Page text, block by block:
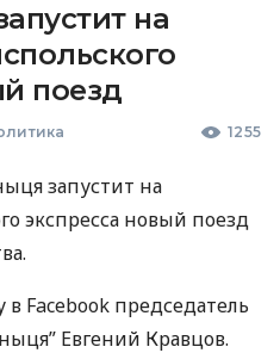
на
поезд
1255
запустит на
экспресса новый поезд
в Facebook председатель
Евгений Кравцов.